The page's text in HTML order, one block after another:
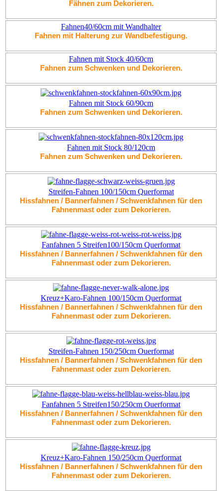
Fähnen zum Dekorieren.
Fahnen40/60cm mit Wandhalter
Fahnen mit Halterung zur Wandbefestigung.
Fahnen mit Stock 40/60cm
Fahnen zum Schwenken und Dekorieren.
Fahnen mit Stock 60/90cm
Fahnen zum Schwenken und Dekorieren.
Fahnen mit Stock 80/120cm
Fahnen zum Schwenken und Dekorieren.
Streifen-Fahnen 100/150cm Querformat
Hissfahnen / Bannerfahnen / Schwenkfahnen für den
Fahnenmast oder zum Dekorieren.
Fanfahnen 5 Streifen100/150cm Querformat
Hissfahnen / Bannerfahnen / Schwenkfahnen für den
Fahnenmast oder zum Dekorieren.
Kreuz+Karo-Fahnen 100/150cm Querformat
Hissfahnen / Bannerfahnen / Schwenkfahnen für den
Fahnenmast oder zum Dekorieren.
Streifen-Fahnen 150/250cm Ouerformat
Hissfahnen / Bannerfahnen / Schwenkfahnen für den
Fahnenmast oder zum Dekorieren.
Fanfahnen 5 Streifen150/250cm Ouerformat
Hissfahnen / Bannerfahnen / Schwenkfahnen für den
Fahnenmast oder zum Dekorieren.
Kreuz+Karo-Fahnen 150/250cm Querformat
Hissfahnen / Bannerfahnen / Schwenkfahnen für den
Fahnenmast oder zum Dekorieren.